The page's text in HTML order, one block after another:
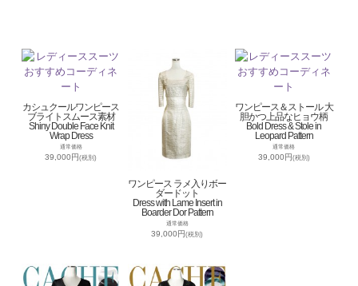
カシュクールワンピース
ブライトスムース素材
Shiny Double Face Knit
Wrap Dress
通常価格
39,000円(税別)
ワンピース ラメ入りボー
ダードット
Dress with Lame Insert in
Boarder Dor Pattern
通常価格
39,000円(税別)
ワンピース＆ストール 大
胆かつ上品なヒョウ柄
Bold Dress & Stole in
Leopard Pattern
通常価格
39,000円(税別)